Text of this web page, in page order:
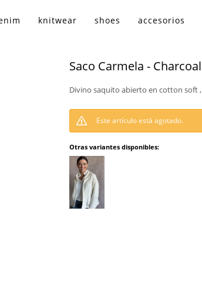
knitwear shoes accesorios
Saco Carmela - Charcoal
Divino saquito abierto en cotton soft
Este artículo está agotado.
Otras variantes disponibles: